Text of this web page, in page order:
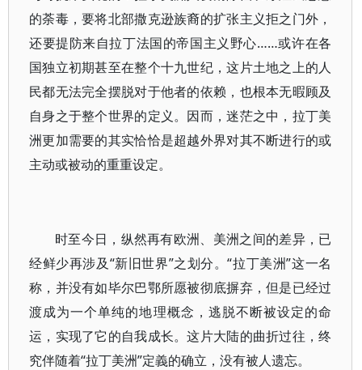
的荼毒，要将北部撒克逊族裔的扩张主义拒之门外，
还要提防来自拉丁法国的帝国主义野心……或许在各
国独立初期甚至在整个十九世纪，这片土地之上的人
民都无法完全摆脱对于他者的依赖，也根本无暇顾及
自身之于整个世界的定义。因而，迷茫之中，拉丁美
洲更加需要的其实恰恰是超越外界对其不断进行的或
主动或被动的重重设定。
时至今日，纵然再有欧洲、美洲之间的差异，已
经鲜少再涉及“新旧世界”之划分。“拉丁美洲”这一名
称，并没有如毕尔巴鄂所愿被彻底摒弃，但是已经过
渡成为一个单纯的地理概念，逃脱不断被设定的命
运，实现了它的自我成长。这片大陆的曲折过往，终
究伴随着“拉丁美洲”定義的确立，没有被人遗忘。